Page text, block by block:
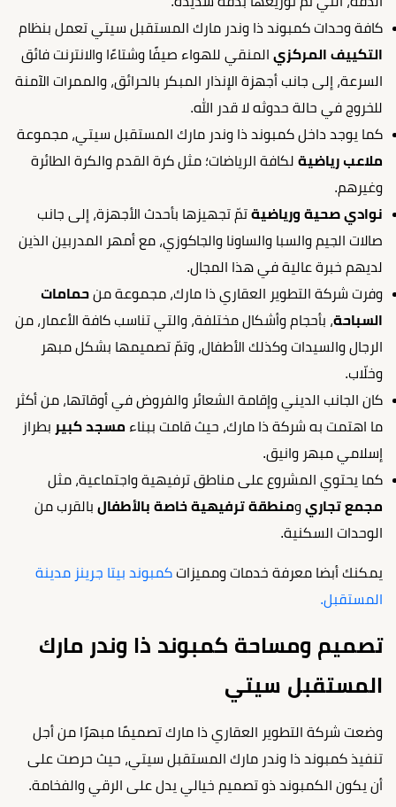
كافة وحدات كمبوند ذا وندر مارك المستقبل سيتي تعمل بنظام
التكييف المركزي المنقي للهواء صيفًا وشتاءًا والانترنت فائق
السرعة، إلى جانب أجهزة الإنذار المبكر بالحرائق، والممرات الآمنة
للخروج في حالة حدوثه لا قدر الله.
كما يوجد داخل كمبوند ذا وندر مارك المستقبل سيتي، مجموعة
ملاعب رياضية لكافة الرياضات؛ مثل كرة القدم والكرة الطائرة
وغيرهم.
نوادي صحية ورياضية تمّ تجهيزها بأحدث الأجهزة، إلى جانب
صالات الجيم والسبا والساونا والجاكوزي، مع أمهر المدربين الذين
لديهم خبرة عالية في هذا المجال.
وفرت شركة التطوير العقاري ذا مارك، مجموعة من حمامات
السباحة، بأحجام وأشكال مختلفة، والتي تناسب كافة الأعمار، من
الرجال والسيدات وكذلك الأطفال، وتمّ تصميمها بشكل مبهر
وخلّاب.
كان الجانب الديني وإقامة الشعائر والفروض في أوقاتها، من أكثر
ما اهتمت به شركة ذا مارك، حيث قامت ببناء مسجد كبير بطراز
إسلامي مبهر وانيق.
كما يحتوي المشروع على مناطق ترفيهية واجتماعية، مثل
مجمع تجاري ومنطقة ترفيهية خاصة بالأطفال بالقرب من
الوحدات السكنية.
يمكنك أبضا معرفة خدمات ومميزات كمبوند بيتا جرينز مدينة
المستقبل.
تصميم ومساحة كمبوند ذا وندر مارك
المستقبل سيتي
وضعت شركة التطوير العقاري ذا مارك تصميمًا مبهرًا من أجل
تنفيذ كمبوند ذا وندر مارك المستقبل سيتي، حيث حرصت على
أن يكون الكمبوند ذو تصميم خيالي يدل على الرقي والفخامة.